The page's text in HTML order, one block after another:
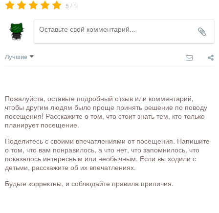
5 / 1
Лучшие
Пожалуйста, оставьте подробный отзыв или комментарий,
чтобы другим людям было проще принять решение по поводу
посещения! Расскажите о том, что стоит знать тем, кто только
планирует посещение.
Поделитесь с своими впечатлениями от посещения. Напишите
о том, что вам понравилось, а что нет, что запомнилось, что
показалось интересным или необычным. Если вы ходили с
детьми, расскажите об их впечатлениях.
Будьте корректны, и соблюдайте правила приличия.